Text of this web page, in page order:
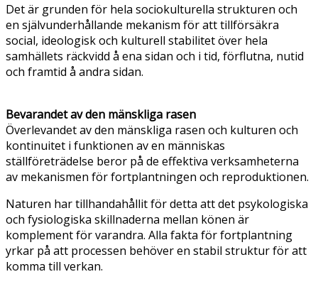
Det är grunden för hela sociokulturella strukturen och
en självunderhållande mekanism för att tillförsäkra
social, ideologisk och kulturell stabilitet över hela
samhällets räckvidd å ena sidan och i tid, förflutna, nutid
och framtid å andra sidan.
Bevarandet av den mänskliga rasen
Överlevandet av den mänskliga rasen och kulturen och
kontinuitet i funktionen av en människas
ställföreträdelse beror på de effektiva verksamheterna
av mekanismen för fortplantningen och reproduktionen.
Naturen har tillhandahållit för detta att det psykologiska
och fysiologiska skillnaderna mellan könen är
komplement för varandra. Alla fakta för fortplantning
yrkar på att processen behöver en stabil struktur för att
komma till verkan.